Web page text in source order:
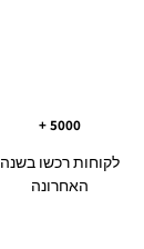
5000 +
לקוחות רכשו בשנה
האחרונה